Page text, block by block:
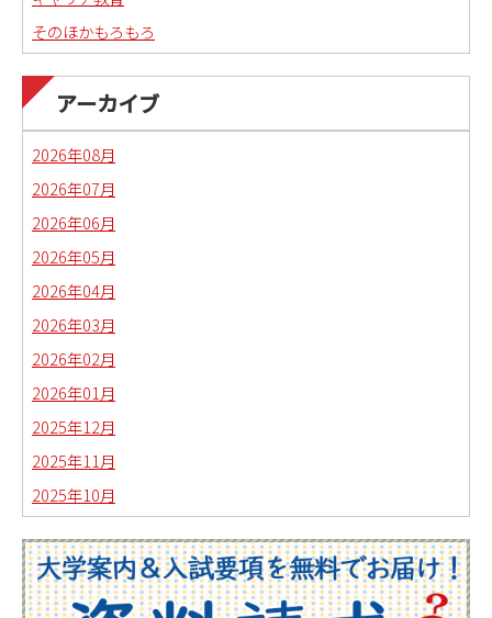
そのほかもろもろ
日本語教育副専攻課程通信(日本語教師)
琉球沖縄文化コースの取り組み
アーカイブ
2026年08月
2026年07月
2026年06月
2026年05月
2026年04月
2026年03月
2026年02月
2026年01月
2025年12月
2025年11月
2025年10月
2025年08月
2025年07月